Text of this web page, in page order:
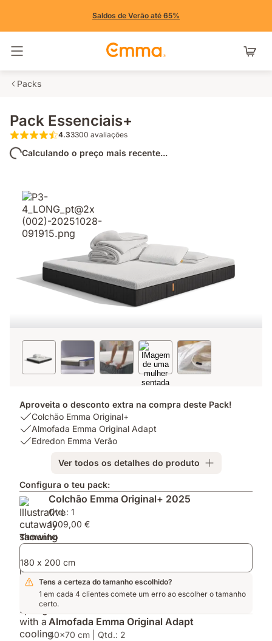
Saldos de Verão até 65%
Packs
Pack Essenciais+
4.3 de 5 estrelas 3300 avaliações
4.33300 avaliações
Calculando o preço mais recente...
Aproveita o desconto extra na compra deste Pack!
USP
1:
Colchão
Colchão Emma Original+
USP
2:
Adapt
Almofada Emma Original Adapt
USP
Verão
Edredon Emma Verão
Ver todos os detalhes do produto
Configura o teu pack:
Colchão Emma Original+ 2025
Qtd.: 1
1009,00 €
Tamanho
180 x 200 cm
Tens a certeza do tamanho escolhido?
1 em cada 4 clientes comete um erro ao escolher o tamanho
certo.
Almofada Emma Original Adapt
40x70 cm | Qtd.: 2